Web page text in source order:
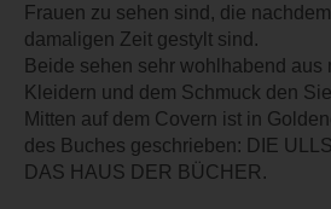
Frauen zu sehen sind, die
damaligen Zeit gestylt sind.
Beide sehen sehr wohlhabend aus
Kleidern und dem Schmuck den
Mitten auf dem Covern ist in
des Buches geschrieben: DIE
DAS HAUS DER BÜCHER.